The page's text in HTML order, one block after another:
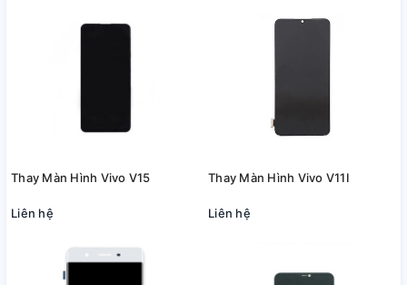
Thay Màn Hình Vivo V15
Liên hệ
Thay Màn Hình Vivo V11I
Liên hệ